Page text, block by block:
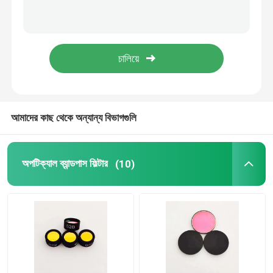
ইউভি ব্যান্ডপাস ফিল্টার
দৃশ্যমান ব্যান্ডপাস ফিল্টার
লং পাস অপটিক্যাল ফিল্টার
আমাদের কাছ থেকে অন্যান্য বিভাগগুলি
অপটিক্যাল ব্যান্ডপাস ফিল্টার (10)